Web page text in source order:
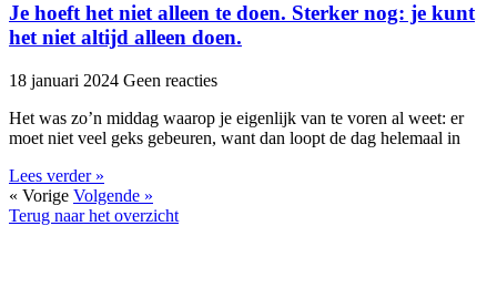
Je hoeft het niet alleen te doen. Sterker nog: je kunt
het niet altijd alleen doen.
18 januari 2024 Geen reacties
Het was zo’n middag waarop je eigenlijk van te voren al weet: er
moet niet veel geks gebeuren, want dan loopt de dag helemaal in
Lees verder »
« Vorige Volgende »
Terug naar het overzicht